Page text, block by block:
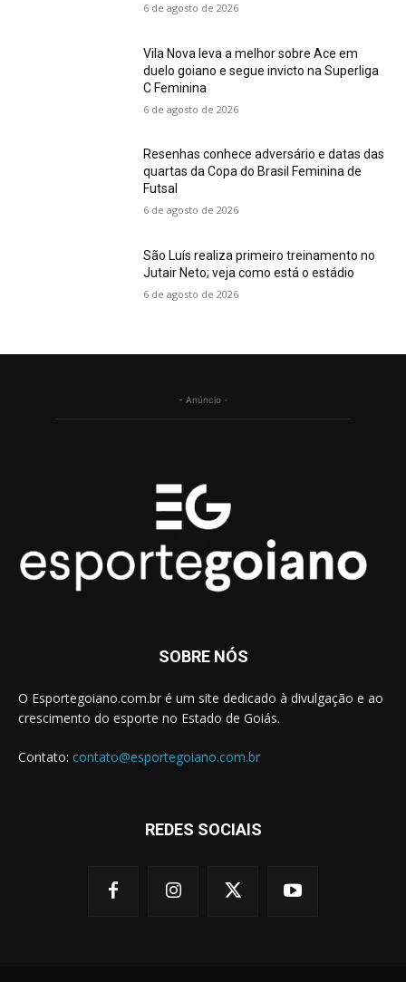
6 de agosto de 2026
Vila Nova leva a melhor sobre Ace em
duelo goiano e segue invicto na Superliga
C Feminina
6 de agosto de 2026
Resenhas conhece adversário e datas das
quartas da Copa do Brasil Feminina de
Futsal
6 de agosto de 2026
São Luís realiza primeiro treinamento no
Jutair Neto; veja como está o estádio
6 de agosto de 2026
- Anúncio -
SOBRE NÓS
O Esportegoiano.com.br é um site dedicado à divulgação e ao
crescimento do esporte no Estado de Goiás.
Contato: contato@esportegoiano.com.br
REDES SOCIAIS